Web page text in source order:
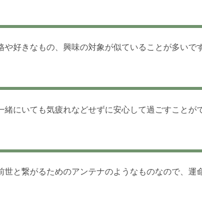
好きなもの、興味の対象が似ていることが多いです
にいても気疲れなどせずに安心して過ごすことが
世と繋がるためのアンテナのようなものなので、